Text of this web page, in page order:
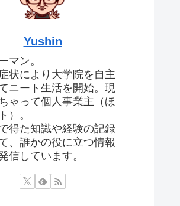
Yushin
マン。
状により大学院を自主
ニート生活を開始。現
ゃって個人事業主（ほ
）。
得た知識や経験の記録
、誰かの役に立つ情報
信しています。